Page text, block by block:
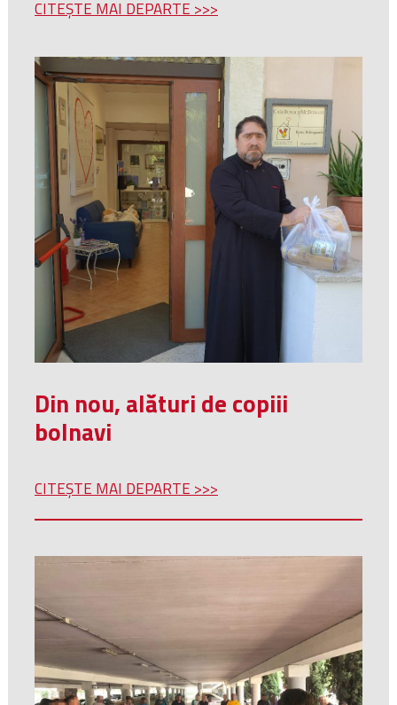
CITEȘTE MAI DEPARTE >>>
Din nou, alături de copiii
bolnavi
CITEȘTE MAI DEPARTE >>>